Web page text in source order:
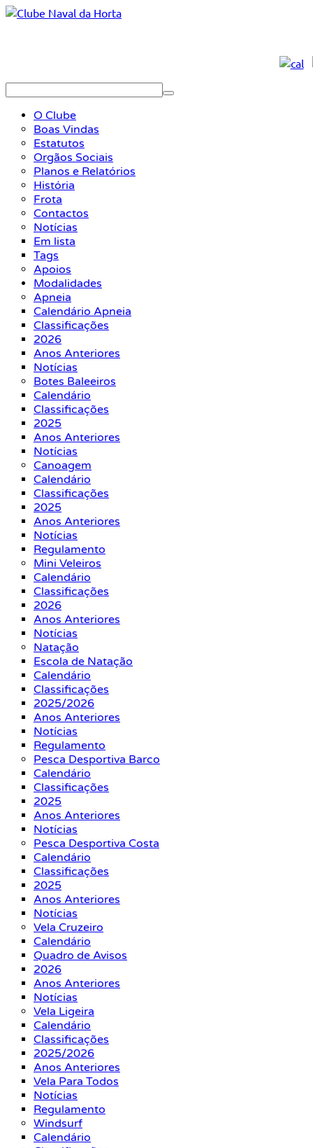
O Clube
Boas Vindas
Estatutos
Orgãos Sociais
Planos e Relatórios
História
Frota
Contactos
Notícias
Em lista
Tags
Apoios
Modalidades
Apneia
Calendário Apneia
Classificações
2026
Anos Anteriores
Notícias
Botes Baleeiros
Calendário
Classificações
2025
Anos Anteriores
Notícias
Canoagem
Calendário
Classificações
2025
Anos Anteriores
Notícias
Regulamento
Mini Veleiros
Calendário
Classificações
2026
Anos Anteriores
Notícias
Natação
Escola de Natação
Calendário
Classificações
2025/2026
Anos Anteriores
Notícias
Regulamento
Pesca Desportiva Barco
Calendário
Classificações
2025
Anos Anteriores
Notícias
Pesca Desportiva Costa
Calendário
Classificações
2025
Anos Anteriores
Notícias
Vela Cruzeiro
Calendário
Quadro de Avisos
2026
Anos Anteriores
Notícias
Vela Ligeira
Calendário
Classificações
2025/2026
Anos Anteriores
Vela Para Todos
Notícias
Regulamento
Windsurf
Calendário